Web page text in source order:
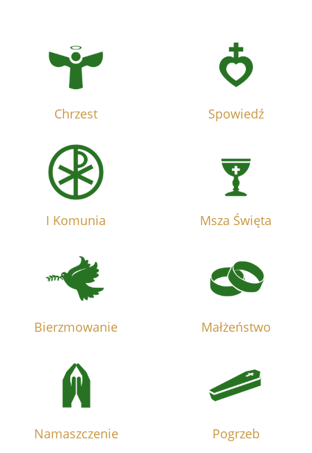
Chrzest Spowiedź
I Komunia Msza Święta
Bierzmowanie Małżeństwo
Namaszczenie Pogrzeb